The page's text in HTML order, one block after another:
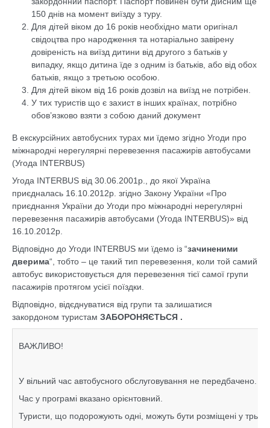
150 днів на момент виїзду з туру.
Для дітей віком до 16 років необхідно мати оригінал
свідоцтва про народження та нотаріально завірену
довіреність на виїзд дитини від другого з батьків у
випадку, якщо дитина їде з одним із батьків, або від обох
батьків, якщо з третьою особою.
Для дітей віком від 16 років дозвіл на виїзд не потрібен.
У тих туристів що є захист в інших країнах, потрібно
обов’язково взяти з собою даний документ
В екскурсійних автобусних турах ми їдемо згідно Угоди про
міжнародні нерегулярні перевезення пасажирів автобусами
(Угода INTERBUS)
Угода INTERBUS від 30.06.2001р., до якої Україна
приєдналась 16.10.2012р. згідно Закону України «Про
приєднання України до Угоди про міжнародні нерегулярні
перевезення пасажирів автобусами (Угода INTERBUS)» від
16.10.2012р.
Відповідно до Угоди INTERBUS ми їдемо із “зачиненими
дверима“, тобто – це такий тип перевезення, коли той самий
автобус використовується для перевезення тієї самої групи
пасажирів протягом усієї поїздки.
Відповідно, відєднуватися від групи та залишатися
закордоном туристам ЗАБОРОНЯЄТЬСЯ .
ВАЖЛИВО!
У вільний час автобусного обслуговування не передбачено.
Час у програмі вказано орієнтовний.
Туристи, що подорожують одні, можуть бути розміщені у